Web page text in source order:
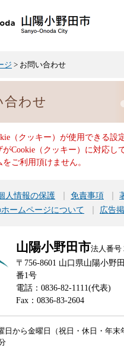
ジ > お問い合わせ
合わせ
（クッキー）が使用できる設
がCookie（クッキー）に対応し
ご利用頂けません。
人情報の保護 免責事項
ームページについて
広告
山陽小野田市法人番号
〒756-8601 山口県山陽小野
番1号
電話：0836-82-1111(代表)
Fax：0836-83-2604
日から金曜日（祝日・休日・年末